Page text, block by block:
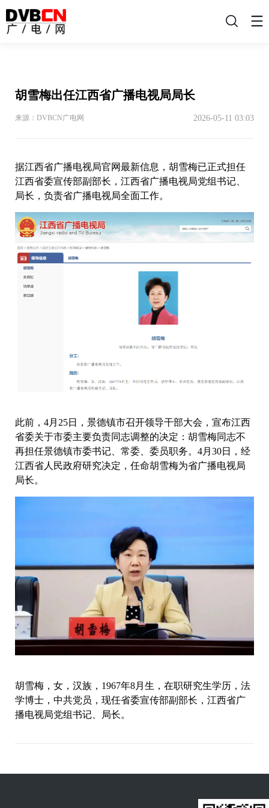
搜
胡雪梅出任江西省广播电视局局长
来源：DVBCN广电网 2026-05-11 03:03
据江西省广播电视局官网最新信息，胡雪梅已正式担任
江西省委宣传部副部长，江西省广播电视局党组书记、
局长，负责省广播电视局全面工作。
此前，4月25日，景德镇市召开领导干部大会，宣布江西
省委关于市委主要负责同志调整的决定：胡雪梅同志不
再担任景德镇市委书记、常委、委员职务。4月30日，经
江西省人民政府研究决定，任命胡雪梅为省广播电视局
局长。
胡雪梅，女，汉族，1967年8月生，在职研究生学历，法
学博士，中共党员，现任省委宣传部副部长，江西省广
播电视局党组书记、局长。